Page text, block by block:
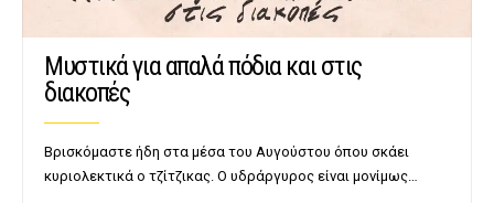
Μυστικά για απαλά πόδια και στις
διακοπές
Βρισκόμαστε ήδη στα μέσα του Αυγούστου όπου σκάει
κυριολεκτικά ο τζίτζικας. Ο υδράργυρος είναι μονίμως…